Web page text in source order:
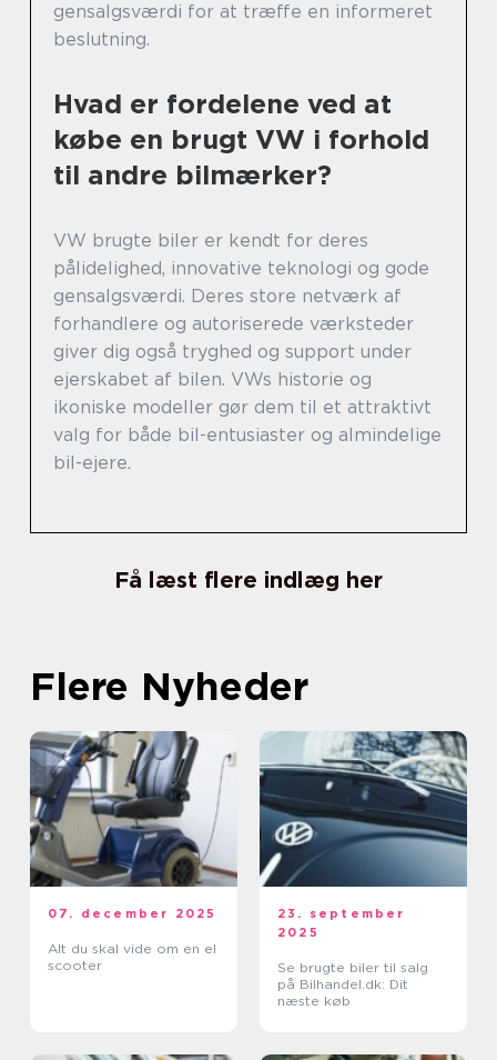
gensalgsværdi for at træffe en informeret
beslutning.
Hvad er fordelene ved at
købe en brugt VW i forhold
til andre bilmærker?
VW brugte biler er kendt for deres
pålidelighed, innovative teknologi og gode
gensalgsværdi. Deres store netværk af
forhandlere og autoriserede værksteder
giver dig også tryghed og support under
ejerskabet af bilen. VWs historie og
ikoniske modeller gør dem til et attraktivt
valg for både bil-entusiaster og almindelige
bil-ejere.
Få læst flere indlæg her
Flere Nyheder
07. december 2025
Alt du skal vide om en el
scooter
23. september
2025
Se brugte biler til salg
på Bilhandel.dk: Dit
næste køb